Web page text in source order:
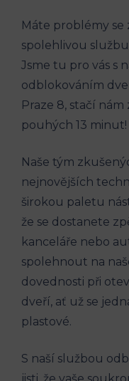
Máte problémy se
spolehlivou
Jsme tu pro vás s
odblokováním
Praze 8, stačí
pouhých 13 minut!
Naše tým
nejnovějších
širokou paletu
že se dostanete
kanceláře nebo
spolehnout na
dovednosti při
dveří, ať už se
plastové.
S naší službou